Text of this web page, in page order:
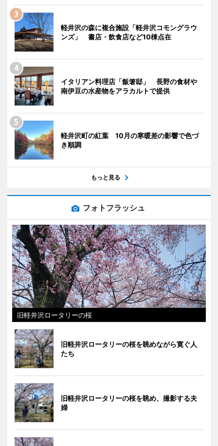
軽井沢の森に複合施設「軽井沢コモングラウ
ンズ」 書店・飲食店など10棟点在
イタリアン料理店「飯箸邸」 長野の食材や
南伊豆の水産物をアラカルトで提供
軽井沢町の紅葉 10月の寒暖差の影響で色づ
き順調
もっと見る
フォトフラッシュ
旧軽井沢ロータリーの桜
旧軽井沢ロータリーの桜を眺めながら寛ぐ人
たち
旧軽井沢ロータリーの桜を眺め、撮影する夫
婦